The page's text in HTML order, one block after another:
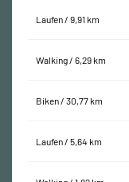
Laufen / 9,91 km
Walking / 6,29 km
Biken / 30,77 km
Laufen / 5,64 km